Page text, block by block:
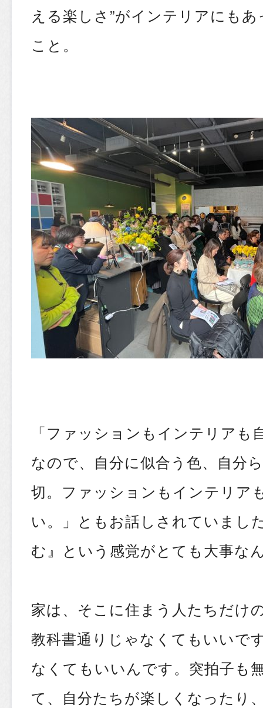
える楽しさ”がインテリアにも
こと。
「ファッションもインテリアも
なので、自分に似合う色、自分
切。ファッションもインテリア
い。」ともお話しされていまし
む』という感覚がとても大事な
家は、そこに住まう人たちだけ
教科書通りじゃなくてもいいで
なくてもいいんです。突拍子も
て、自分たちが楽しくなったり